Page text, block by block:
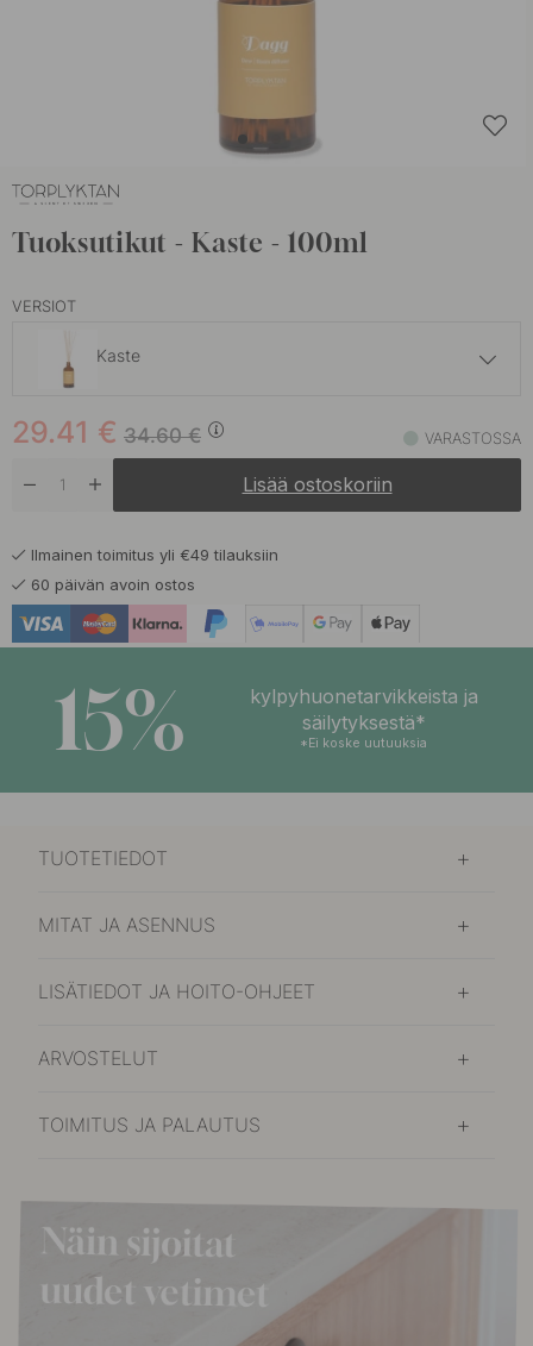
Tuoksutikut - Kaste - 100ml
VERSIOT
Kaste
Dawn-kynttilä Varastossa
29.41 €
Varastossa
Hartsi
Havumetsä 29.41 € 34.60 €
Kalfjäll 29.41 €
Varastossa
Revontulet 29.41 € 34.60 €
34.60 €
34.60€
29.41 € VARASTOSSA
Lisää ostoskoriin
Ilmainen toimitus yli €49 tilauksiin
60 päivän avoin ostos
15%
kylpyhuonetarvikkeista ja
säilytyksestä*
*Ei koske uutuuksia
TUOTETIEDOT
MITAT JA ASENNUS
LISÄTIEDOT JA HOITO-OHJEET
ARVOSTELUT
TOIMITUS JA PALAUTUS